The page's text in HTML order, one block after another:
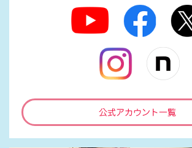
公式アカウント一覧